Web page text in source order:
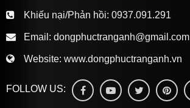
Khiếu nại/Phản hồi: 0937.091.291
Email: dongphuctranganh@gmail.com
Website: www.dongphuctranganh.vn
FOLLOW US: